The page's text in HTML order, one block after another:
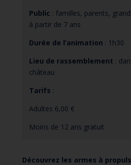
Public : familles, parents,
à partir de 7 ans
Durée de l’animation : 1h30
Lieu de rassemblement :
château
Tarifs :
Adultes 6,00 €
Moins de 12 ans gratuit
Découvrez les armes à